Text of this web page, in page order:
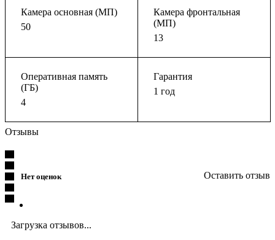
Камера основная (МП)
50
Камера фронтальная
(МП)
13
Оперативная память
(ГБ)
4
Гарантия
1 год
Отзывы
Нет оценок Оставить отзыв
Загрузка отзывов...